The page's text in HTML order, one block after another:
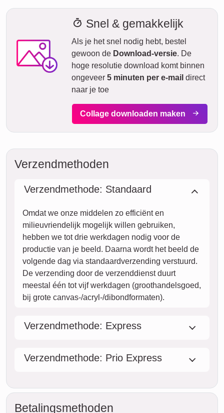
Snel & gemakkelijk
Als je het snel nodig hebt, bestel
gewoon de Download-versie. De
hoge resolutie download komt binnen
ongeveer 5 minuten per e-mail direct
naar je toe
Collage downloaden maken
Verzendmethoden
Verzendmethode: Standaard
Omdat we onze middelen zo efficiënt en
milieuvriendelijk mogelijk willen gebruiken,
hebben we tot drie werkdagen nodig voor de
productie van je beeld. Daarna wordt het beeld de
volgende dag via standaardverzending verstuurd.
De verzending door de verzenddienst duurt
meestal één tot vijf werkdagen (groothandelsgoed,
bij grote canvas-/acryl-/dibondformaten).
Verzendmethode: Express
Verzendmethode: Prio Express
Betalingsmethoden